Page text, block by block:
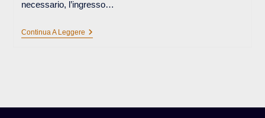
necessario, l’ingresso…
Continua A LeggereIN